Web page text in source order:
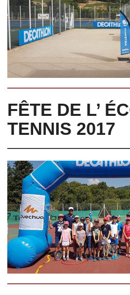
FÊTE DE L’
TENNIS 2017